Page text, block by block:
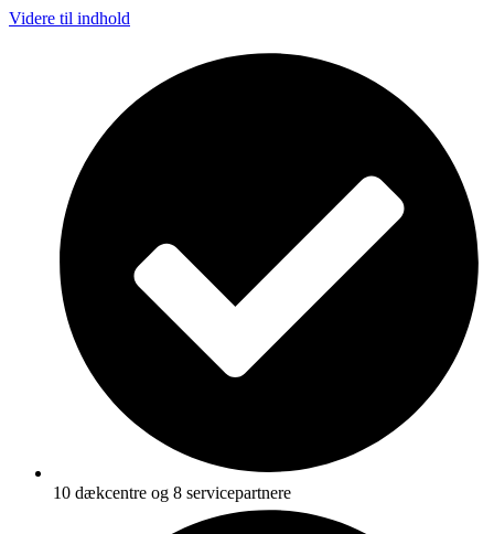
Videre til indhold
10 dækcentre og 8 servicepartnere